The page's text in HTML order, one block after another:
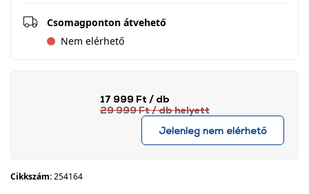
Csomagponton átvehető
Nem elérhető
17 999 Ft / db
29 999 Ft/ dbhelyett
Jelenleg nem elérhető
Cikkszám:254164